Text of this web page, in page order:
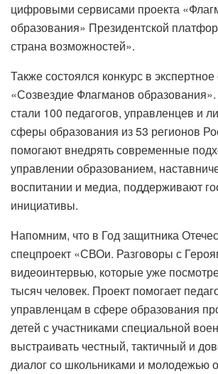
цифровыми сервисами проекта
образования» Президентской
страна возможностей».
Также состоялся конкурс в
«Созвездие Флагманов
стали 100 педагогов, управленцев и
сферы образования из 53 регионов
помогают внедрять современные
управлении образованием,
воспитании и медиа, поддерживают
инициативы.
Напомним, что в Год защитника
спецпроект «СВОи. Разговоры с
видеоинтервью, которые уже
тысяч человек. Проект помогает
управленцам в сфере образования
детей с участниками специальной
выстраивать честный, тактичный и
диалог со школьниками и молодежью